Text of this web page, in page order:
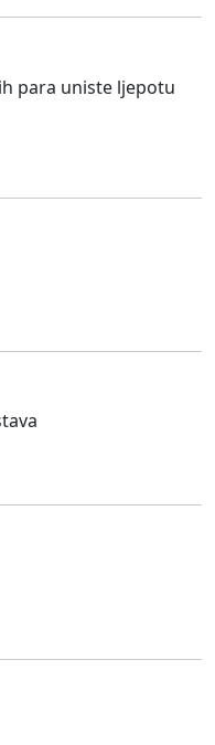
para uniste ljepotu